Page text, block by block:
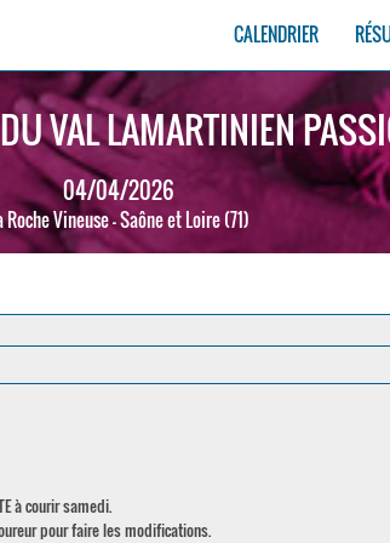
CALENDRIER
VAL LAMARTINIEN
04/04/2026
Roche Vineuse - Saône et Loire (71)
à courir samedi.
pour faire les modifications.